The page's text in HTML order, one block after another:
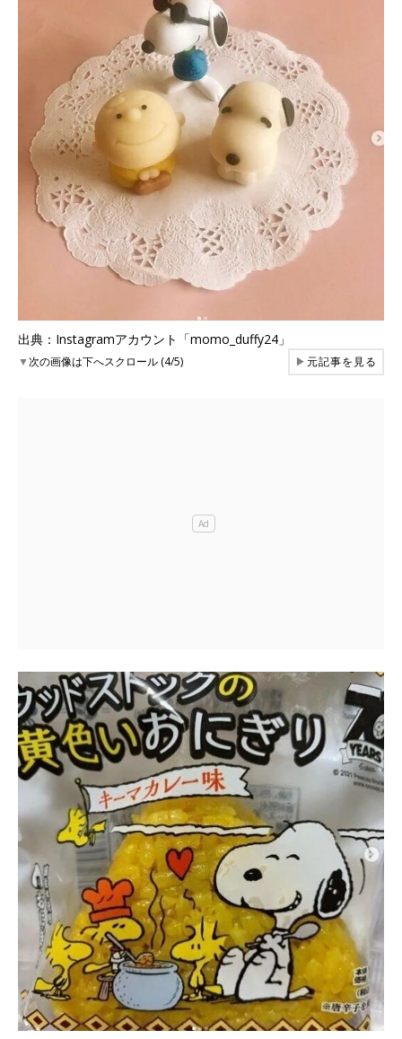
出典：Instagramアカウント「momo_duffy24」
▼次の画像は下へスクロール (4/5) ▶元記事を見る